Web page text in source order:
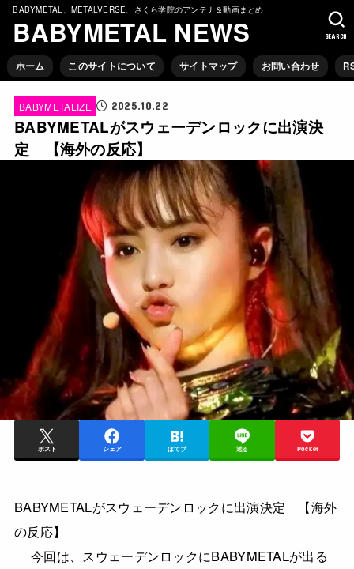
BABYMETAL、METALVERSE、さくら学院のアンテナ＆動画まとめ
BABYMETAL NEWS
ホーム このサイトについて サイトマップ お問い合わせ
SEARCH
BABYMETALIZE 2025.10.22
BABYMETALがスウェーデンロックに出演決
定 【海外の反応】
ポスト シェア はてブ 送る Pocket
BABYMETALがスウェーデンロックに出演決定 【海外
の反応】
今回は、スウェーデンロックにBABYMETALが出る